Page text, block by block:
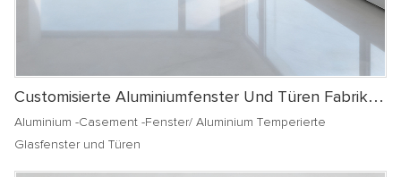
Customisierte Aluminiumfenster Und Türen Fabrik
Doppelte Glasscheibenfenster Aluminium Casement
Windows
Aluminium -Casement -Fenster/ Aluminium Temperierte
Glasfenster und Türen